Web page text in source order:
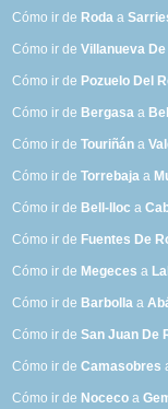
Cómo ir de Roda a
Cómo ir deVillanueva
Cómo ir de Pozuelo Del
Cómo ir de Bergasa a
Cómo ir deTouriñán a
Cómo ir deTorrebaja a
Cómo ir de Bell-lloc a
Cómo ir de Fuentes De
Cómo ir de Megeces a
Cómo ir de Barbolla a
Cómo ir deSan Juan De
Cómo ir deCamasobres
Cómo ir de Noceco a